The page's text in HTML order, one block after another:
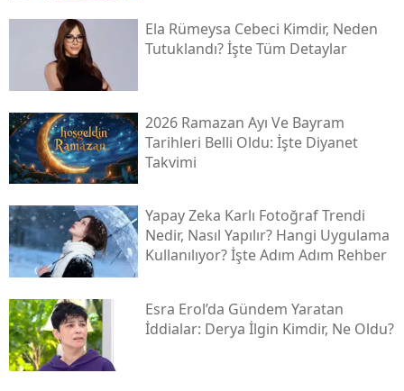
Ela Rümeysa Cebeci Kimdir, Neden
Tutuklandı? İşte Tüm Detaylar
2026 Ramazan Ayı Ve Bayram
Tarihleri Belli Oldu: İşte Diyanet
Takvimi
Yapay Zeka Karlı Fotoğraf Trendi
Nedir, Nasıl Yapılır? Hangi Uygulama
Kullanılıyor? İşte Adım Adım Rehber
Esra Erol’da Gündem Yaratan
İddialar: Derya İlgin Kimdir, Ne Oldu?